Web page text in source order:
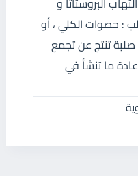
: حصوات الكلي ، أو
صلبة تنتج عن تجمع
ما تنشأ في